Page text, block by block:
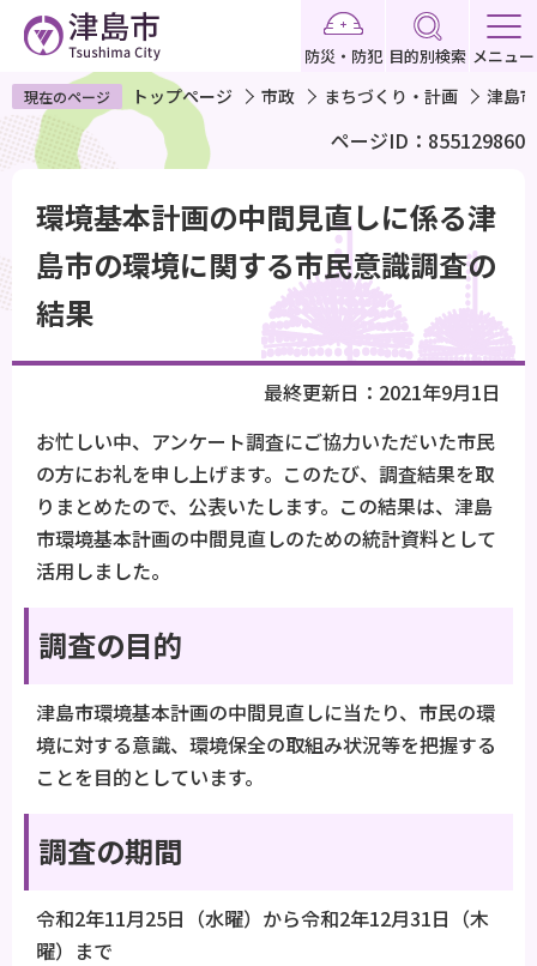
ペ
ー
ジ
で
す
防災・防犯 目的別検索 メニュー
現在のページ トップページ 市政 まちづくり・計画 津島
ページID：855129860
環境基本計画の中間見直しに係る津
島市の環境に関する市民意識調査の
結果
最終更新日：2021年9月1日
お忙しい中、アンケート調査にご協力いただいた市民
の方にお礼を申し上げます。このたび、調査結果を取
りまとめたので、公表いたします。この結果は、津島
市環境基本計画の中間見直しのための統計資料として
活用しました。
調査の目的
津島市環境基本計画の中間見直しに当たり、市民の環
境に対する意識、環境保全の取組み状況等を把握する
ことを目的としています。
調査の期間
令和2年11月25日（水曜）から令和2年12月31日（木
曜）まで